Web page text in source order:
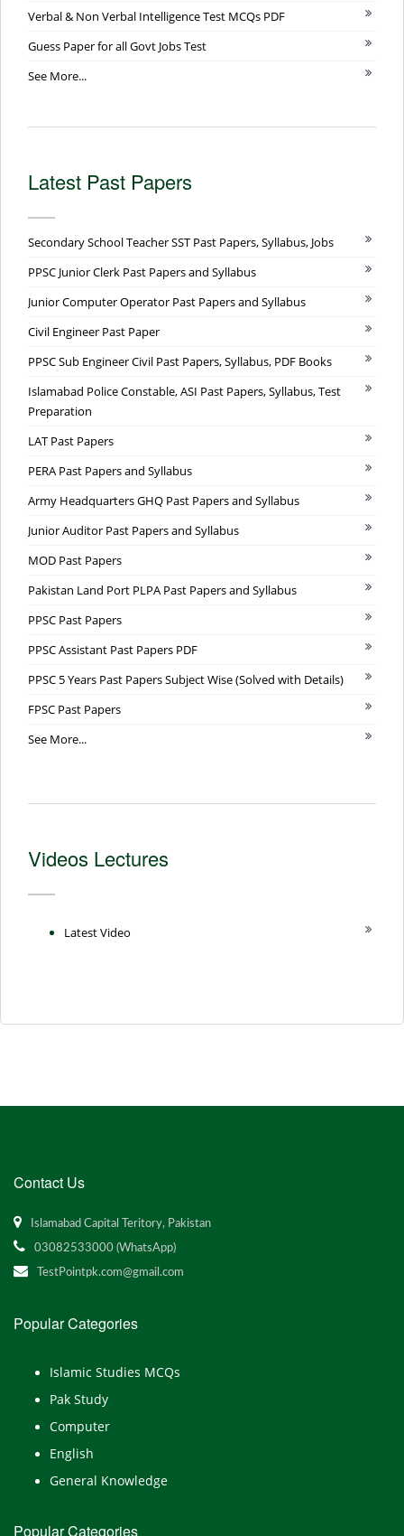
Verbal & Non Verbal Intelligence Test MCQs PDF
Guess Paper for all Govt Jobs Test
See More...
Latest Past Papers
Secondary School Teacher SST Past Papers, Syllabus, Jobs
PPSC Junior Clerk Past Papers and Syllabus
Junior Computer Operator Past Papers and Syllabus
Civil Engineer Past Paper
PPSC Sub Engineer Civil Past Papers, Syllabus, PDF Books
Islamabad Police Constable, ASI Past Papers, Syllabus, Test
Preparation
LAT Past Papers
PERA Past Papers and Syllabus
Army Headquarters GHQ Past Papers and Syllabus
Junior Auditor Past Papers and Syllabus
MOD Past Papers
Pakistan Land Port PLPA Past Papers and Syllabus
PPSC Past Papers
PPSC Assistant Past Papers PDF
PPSC 5 Years Past Papers Subject Wise (Solved with Details)
FPSC Past Papers
See More...
Videos Lectures
Latest Video
Contact Us
Islamabad Capital Teritory, Pakistan
03082533000 (WhatsApp)
TestPointpk.com@gmail.com
Popular Categories
Islamic Studies MCQs
Pak Study
Computer
English
General Knowledge
Popular Categories